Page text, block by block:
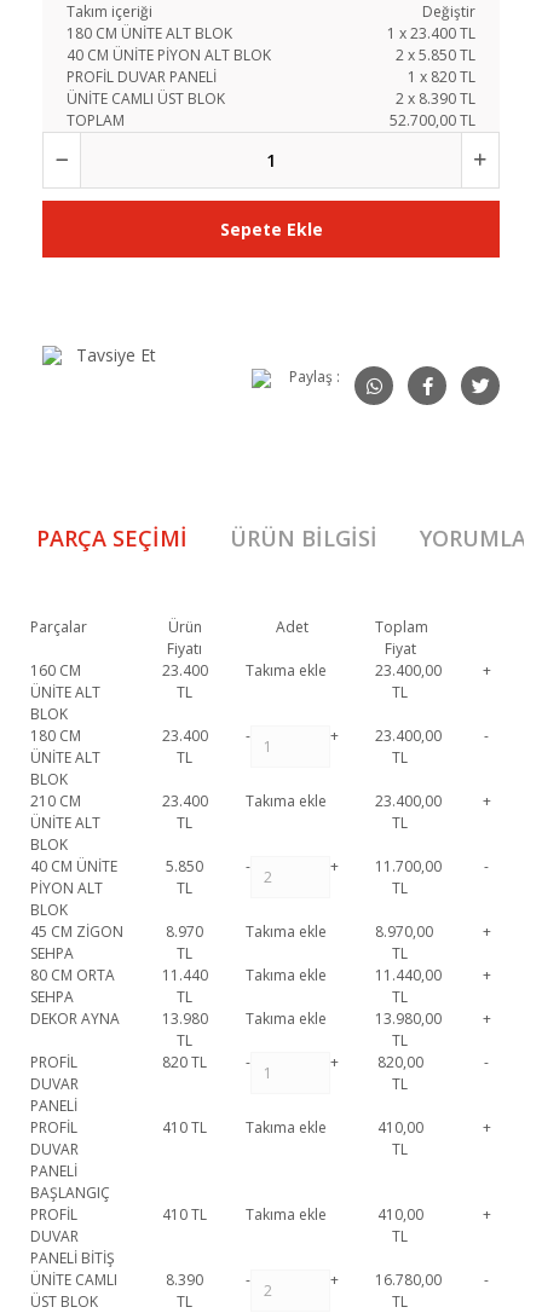
Takım içeriği
Değiştir
180 CM ÜNİTE ALT BLOK
1 x23.400TL
40 CM ÜNİTE PİYON ALT BLOK
2x5.850TL
PROFİL DUVAR PANELİ
1 x 820TL
ÜNİTE CAMLI ÜST BLOK
2x 8.390TL
TOPLAM
52.700,00 TL
Sepete Ekle
Tavsiye Et
Paylaş :
PARÇA SEÇIMI ÜRÜN BILGISI YORUMLAR
Parçalar
Ürün
Fiyatı
Adet
Toplam
Fiyat
160 CM
ÜNİTE ALT
BLOK
23.400
TL
Takıma ekle
23.400,00
TL
+
180 CM
ÜNİTE ALT
BLOK
23.400
TL
- +
23.400,00
TL
-
210 CM
ÜNİTE ALT
BLOK
23.400
TL
Takıma ekle
23.400,00
TL
+
40 CM ÜNİTE
PİYON ALT
BLOK
5.850
TL
- +
11.700,00
TL
-
45 CM ZİGON
SEHPA
8.970
TL
Takıma ekle
8.970,00
TL
+
80 CM ORTA
SEHPA
11.440
TL
Takıma ekle
11.440,00
TL
+
DEKOR AYNA
13.980
TL
Takıma ekle
13.980,00
TL
+
PROFİL
DUVAR
PANELİ
820TL - +
820,00
TL
-
PROFİL
DUVAR
PANELİ
BAŞLANGIÇ
410TL Takıma ekle
410,00
TL
+
PROFİL
DUVAR
PANELİ BİTİŞ
410TL Takıma ekle
410,00
TL
+
ÜNİTE CAMLI
ÜST BLOK
8.390
TL
- +
16.780,00
TL
-